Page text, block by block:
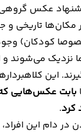
عکس
تاریخی و
کودکان) وجود
نزدیک می‌شوند و
این
بابت عکس‌هایی که
کرد.
در دام این